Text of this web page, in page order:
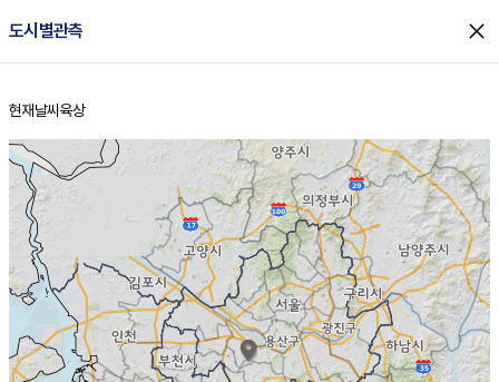
도시별관측 close
홈
현재날씨 육상